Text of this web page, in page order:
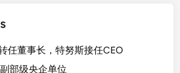
任董事长，特努斯接任CEO
部级央企单位